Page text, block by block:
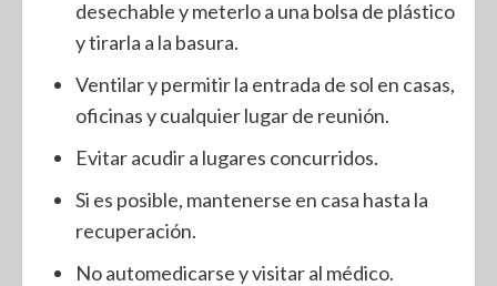
desechable y meterlo a una bolsa de plástico
y tirarla a la basura.
Ventilar y permitir la entrada de sol en casas,
oficinas y cualquier lugar de reunión.
Evitar acudir a lugares concurridos.
Si es posible, mantenerse en casa hasta la
recuperación.
No automedicarse y visitar al médico.